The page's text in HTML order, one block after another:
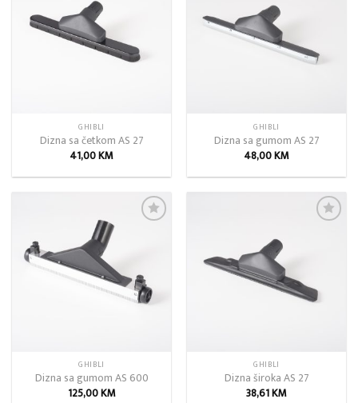
GHIBLI
Dizna sa četkom AS 27
41,00KM
GHIBLI
Dizna sa gumom AS 27
48,00KM
GHIBLI
Dizna sa gumom AS 600
125,00KM
GHIBLI
Dizna široka AS 27
38,61KM